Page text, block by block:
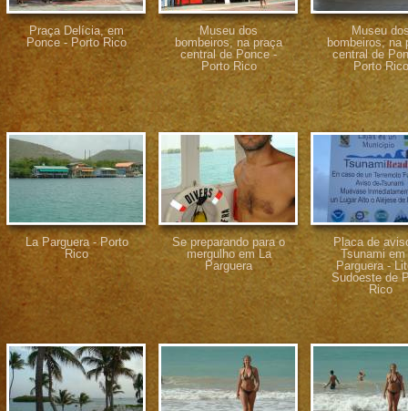
Praça Delícia, em
Ponce - Porto Rico
Museu dos
bombeiros, na praça
central de Ponce -
Porto Rico
Museu
bombeiros, na
central de
Porto Rico
La Parguera - Porto
Rico
Se preparando para o
mergulho em La
Parguera
Placa de
Tsunami em
Parguera -
Sudoeste de
Rico